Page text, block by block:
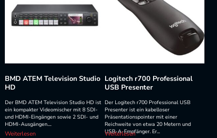
BMD ATEM Television Studio
HD
Der BMD ATEM Television Studio HD ist
ein kompakter Videomischer mit 8 SDI-
und HDMI-Eingängen sowie 2 SDI- und
HDMI-Ausgängen....
Weiterlesen
Logitech r700 Professional
USB Presenter
Der Logitech r700 Professional USB
Presenter ist ein kabelloser
Präsentationspointer mit einer
Reichweite von etwa 20 Metern und
USB-A-Empfänger. Er...
Weiterlesen